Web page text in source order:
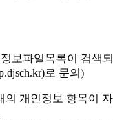
보파일목록이 검색되
로 문의)
개인정보 항목이 자